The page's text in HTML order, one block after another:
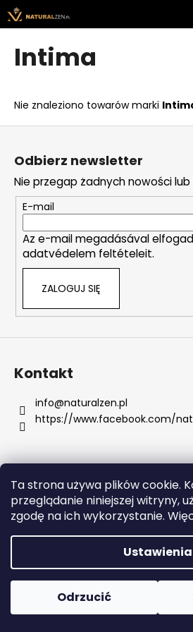
Ta strona używa plików cookie.
przeglądanie niniejszej witryny,
zgodę na ich wykorzystanie.
Ustawienia
Odrzucić
Przejść
do
treści
Intima
Nie znaleziono towarów marki
K
o
powrotem
powrotem
z
e
g
o
s
z
u
a
s
P
l
e
c
a
m
y
SERUM
WITAMINAMI
S
Odbierz newsletter
Nie przegap żadnych nowości
E-mail
Az e-mail megadásával
adatvédelem feltételeit.
ZALOGUJ SIĘ
Kontakt
info@naturalzen.pl
https://www.facebook.com/
Opracował
Copyright 2026Naturalzen.
zastrzeżone.
Edytuj